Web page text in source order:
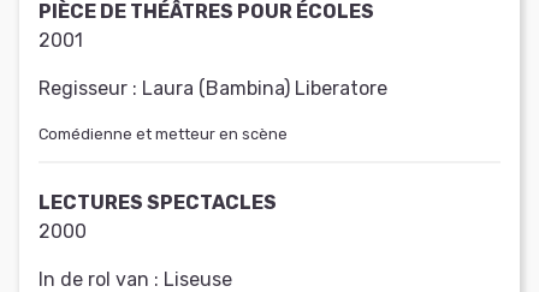
PIÈCE DE THÉÂTRES POUR ÉCOLES
2001
Regisseur : Laura (Bambina) Liberatore
Comédienne et metteur en scène
LECTURES SPECTACLES
2000
In de rol van : Liseuse